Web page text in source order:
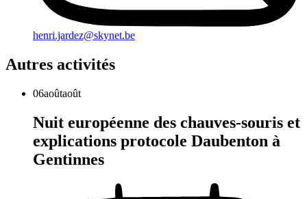
henri.jardez@skynet.be
Autres activités
06aoûtaoût
Nuit européenne des chauves-souris et
explications protocole Daubenton à
Gentinnes